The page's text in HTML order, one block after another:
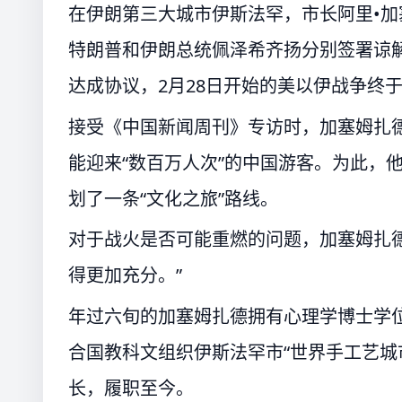
在伊朗第三大城市伊斯法罕，市长阿里•
特朗普和伊朗总统佩泽希齐扬分别签署
达成协议，2月28日开始的美以伊战争终
接受《中国新闻周刊》专访时，加塞姆扎
能迎来“数百万人次”的中国游客。为此
划了一条“文化之旅”路线。
对于战火是否可能重燃的问题，加塞姆扎
得更加充分。”
年过六旬的加塞姆扎德拥有心理学博士
合国教科文组织伊斯法罕市“世界手工艺
长，履职至今。